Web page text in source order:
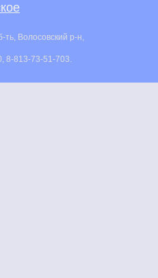
ть, Волосовский р-н,
8-813-73-51-703.